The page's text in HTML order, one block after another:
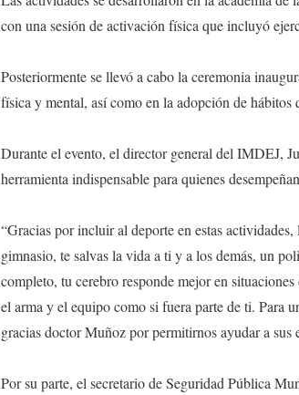
con una sesión de activación física que incluyó
Posteriormente se llevó a cabo la ceremonia
física y mental, así como en la adopción de
Durante el evento, el director general del IMDEJ,
herramienta indispensable para quienes
“Gracias por incluir al deporte en estas
gimnasio, te salvas la vida a ti y a los demás, un
completo, tu cerebro responde mejor en
el arma y el equipo como si fuera parte de ti. Para
gracias doctor Muñoz por permitirnos ayudar a sus
Por su parte, el secretario de Seguridad Pública